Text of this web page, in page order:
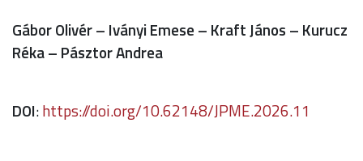
Gábor Olivér – Iványi Emese – Kraft János – Kurucz
Réka – Pásztor Andrea
DOI:https://doi.org/10.62148/JPME.2026.11